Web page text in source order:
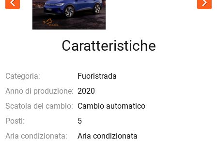
Caratteristiche
Categoria:
Fuoristrada
Anno di produzione: 2020
Scatola del cambio: Cambio automatico
Posti:
5
Aria condizionata:
Aria condizionata